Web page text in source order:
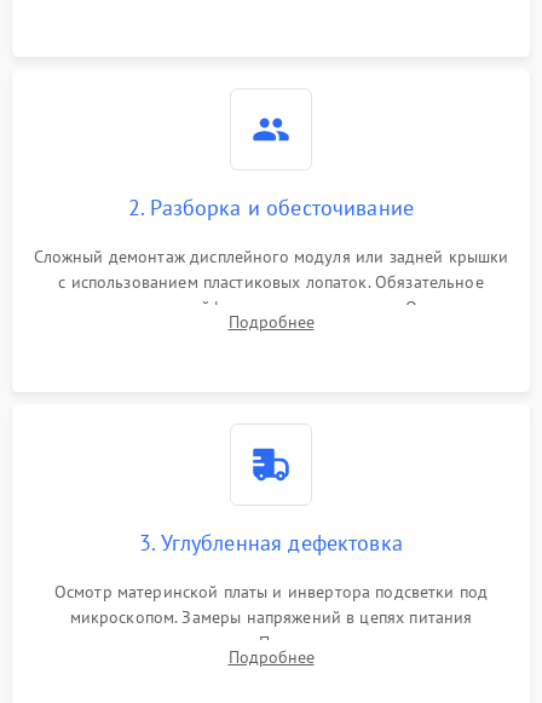
2. Разборка и обесточивание
Сложный демонтаж дисплейного модуля или задней крышки
с использованием пластиковых лопаток. Обязательное
отключение шлейфов матрицы и питания. Очистка
массивной системы охлаждения от скопившейся пыли.
Подробнее
3. Углубленная дефектовка
Осмотр материнской платы и инвертора подсветки под
микроскопом. Замеры напряжений в цепях питания
процессора и видеокарты. Проверка состояния жесткого
диска и оперативной памяти с помощью POST-карт и
Подробнее